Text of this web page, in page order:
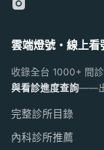
雲端燈號・線上看
收錄全台 1000+ 間
與看診進度查詢——出
完整診所目錄
內科診所推薦